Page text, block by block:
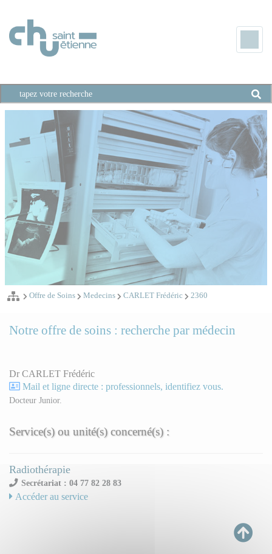
Offre de Soins Medecins CARLET Frédéric 2360
Notre offre de soins : recherche par médecin
Dr CARLET Frédéric
Mail et ligne directe : professionnels, identifiez vous.
Docteur Junior.
Service(s) ou unité(s) concerné(s) :
Radiothérapie
Secrétariat : 04 77 82 28 83
Accéder au service